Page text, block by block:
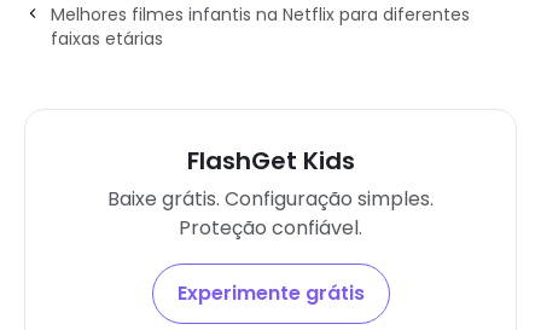
Melhores filmes infantis na Netflix para diferentes
faixas etárias
FlashGet Kids
Baixe grátis. Configuração simples.
Proteção confiável.
Experimente grátis